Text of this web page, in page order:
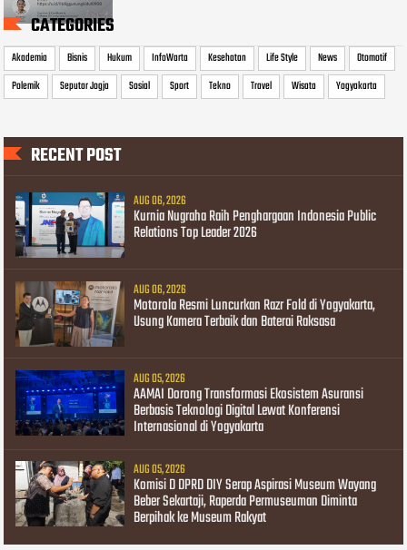
CATEGORIES
Akademia Bisnis Hukum InfoWarta Kesehatan Life Style News
Otomotif
Polemik
Seputar Jogja Sosial Sport Tekno Travel Wisata Yogyakarta
RECENT POST
AUG 06, 2026
Kurnia Nugraha Raih Penghargaan Indonesia Public
Relations Top Leader 2026
AUG 06, 2026
Motorola Resmi Luncurkan Razr Fold di Yogyakarta,
Usung Kamera Terbaik dan Baterai Raksasa
AUG 05, 2026
AAMAI Dorong Transformasi Ekosistem Asuransi
Berbasis Teknologi Digital Lewat Konferensi
Internasional di Yogyakarta
AUG 05, 2026
Komisi D DPRD DIY Serap Aspirasi Museum Wayang
Beber Sekartaji, Raperda Permuseuman Diminta
Berpihak ke Museum Rakyat